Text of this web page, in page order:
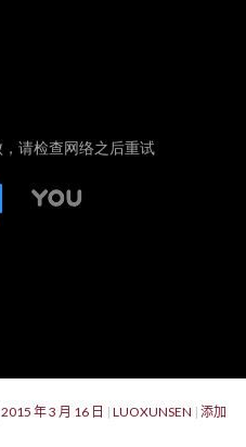
2015 年 3 月 16 日 LUOXUNSEN 添加